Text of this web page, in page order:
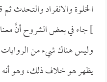
الخلوة والانفراد والتحدث
] جاء في بعض الشروح أنَّ
وليس هناك شيء من الروايات
يظهر هو خلاف ذلك، وهو أنه